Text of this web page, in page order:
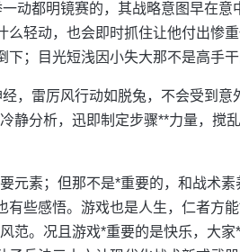
动都明镜赛的，其战略意图早在意
轻动，也会即时抓住让他付出惨
；目光短浅因小失大那不是高手干
，雷厉风行动如脱兔，不会受到意
静分析，迅即制定步骤**力量，搅
元素；但那不是*重要的，和战术素
些感悟。游戏也是人生，仁者方
范。况且游戏*重要的是快乐，大家